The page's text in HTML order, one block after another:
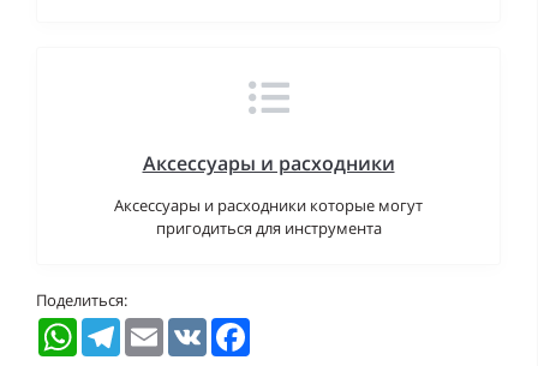
Аксессуары и расходники
Аксессуары и расходники которые могут
пригодиться для инструмента
Поделиться:
WhatsAppTelegramEmail VK